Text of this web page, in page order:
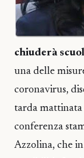
chiuderà
una delle
coronavirus,
tarda mattinata
conferenza
Azzolina, che